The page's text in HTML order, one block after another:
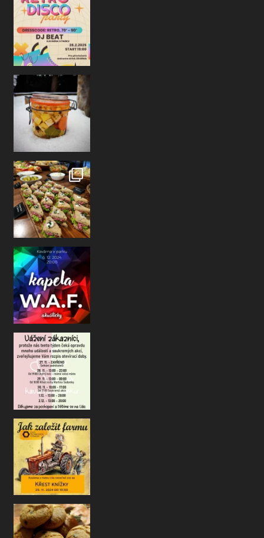
NOVINKA
V naší vitríně nově najde
a příjemnému posezení ne
@wafk
Drazí kavárenští přátelé a kamarádi
jste si u nás oblíbili a m